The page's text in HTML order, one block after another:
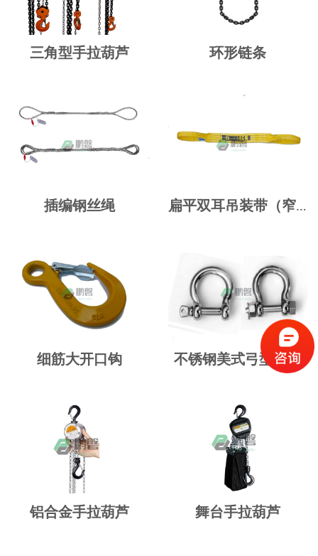
三角型手拉葫芦 环形链条
插编钢丝绳 扁平双耳吊装带（窄厚型）
细筋大开口钩 不锈钢美式弓型卸扣
铝合金手拉葫芦 舞台手拉葫芦